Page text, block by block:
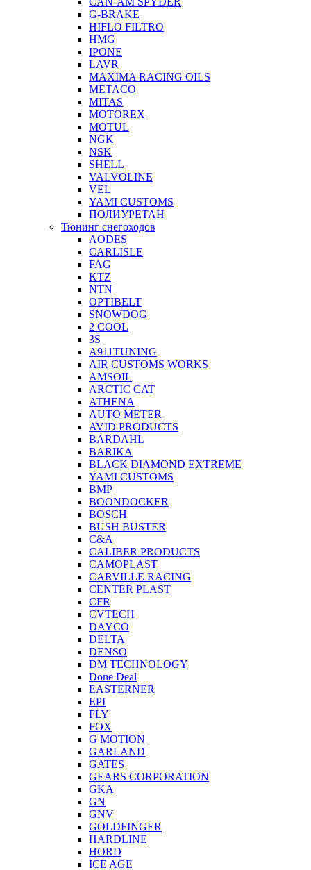
G-BRAKE
HIFLO FILTRO
HMG
IPONE
LAVR
MAXIMA RACING OILS
METACO
MITAS
MOTOREX
MOTUL
NGK
NSK
SHELL
VALVOLINE
VEL
YAMI CUSTOMS
ПОЛИУРЕТАН
Тюнинг снегоходов
AODES
CARLISLE
FAG
KTZ
NTN
OPTIBELT
SNOWDOG
2 СOOL
3S
A911TUNING
AIR CUSTOMS WORKS
AMSOIL
ARCTIC CAT
ATHENA
AUTO METER
AVID PRODUCTS
BARDAHL
BARIKA
BLACK DIAMOND EXTREME
YAMI CUSTOMS
BMP
BOONDOCKER
BOSCH
BUSH BUSTER
C&A
CALIBER PRODUCTS
CAMOPLAST
CARVILLE RACING
CENTER PLAST
CFR
CVTECH
DAYCO
DELTA
DENSO
DM TECHNOLOGY
Done Deal
EASTERNER
EPI
FLY
FOX
G MOTION
GARLAND
GATES
GEARS CORPORATION
GKA
GN
GNV
GOLDFINGER
HARDLINE
HORD
ICE AGE